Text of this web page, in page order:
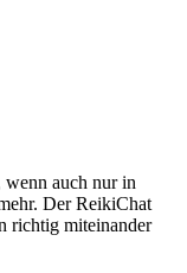
wenn auch nur in
Der ReikiChat
richtig miteinander